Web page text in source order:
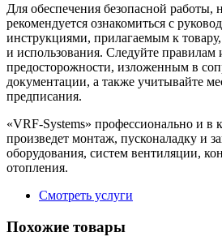
Для обеспечения безопасной работы,
рекомендуется ознакомиться с
инструкциями, прилагаемым к
и использования. Следуйте правилам
предосторожности, изложенным в
документации, а также учитывайте
предписания.
«VRF-Systems» профессионально и в
произведет монтаж, пусконаладку и
оборудования, систем вентиляции,
отопления.
Смотреть услуги
Похожие товары